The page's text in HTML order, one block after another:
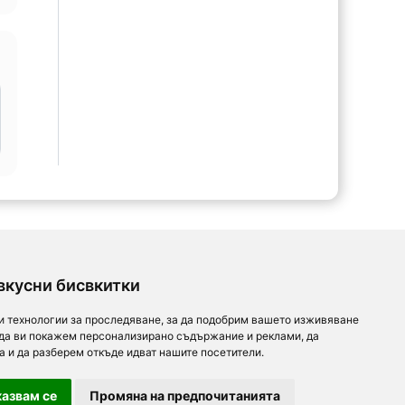
бисвкитки
технологии за проследяване, за да подобрим вашето изживяване
ви покажем персонализирано съдържание и реклами, да
и да разберем откъде идват нашите посетители.
се Промяна на предпочитанията